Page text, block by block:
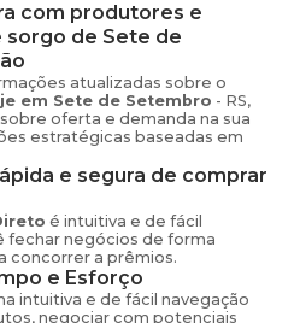
com produtores e
sorgo de Sete de
atualizadas sobre o
em Sete de Setembro - RS,
oferta e demanda na sua
estratégicas baseadas em
e segura de comprar
é intuitiva e de fácil
fechar negócios de forma
concorrer a prêmios.
e Esforço
intuitiva e de fácil navegação
negociar com potenciais